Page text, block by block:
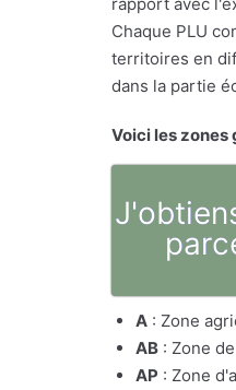
Chaque PLU
territoires en
dans la partie
Voici les zones
A : Zone
AB : Zone
AP : Zone